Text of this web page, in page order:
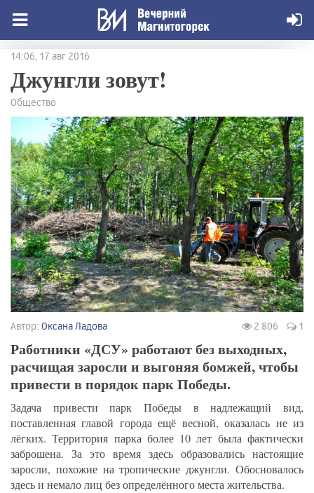
14:06, 17 авг 2016
Джунгли зовут!
Общество
Автор: Оксана Ладова 2 806 1
Работники «ДСУ» работают без выходных,
расчищая заросли и выгоняя бомжей, чтобы
привести в порядок парк Победы.
Задача привести парк Победы в надлежащий вид,
поставленная главой города ещё весной, оказалась не из
лёгких. Территория парка более 10 лет была фактически
заброшена. За это время здесь образовались настоящие
заросли, похожие на тропические джунгли. Обосновалось
здесь и немало лиц без определённого места жительства.